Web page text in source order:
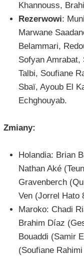
Khannouss,
Rezerwowi:
Marwane
Belammari,
Sofyan
Talbi, Soufiane
Sbaï, Ayoub El
Echghouyab.
Zmiany:
Holandia: Brian
Nathan Aké
Gravenberch
Ven (Jorrel Hato
Maroko: Chadi
Brahim Díaz
Bouaddi (Samir
(Soufiane